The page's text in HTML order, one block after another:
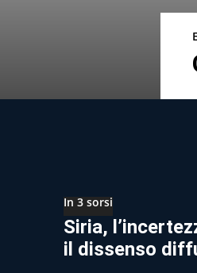
In 3 sorsi
Siria,
il dissenso